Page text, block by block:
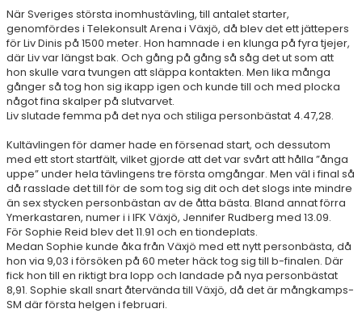
När Sveriges största inomhustävling, till antalet starter,
genomfördes i Telekonsult Arena i Växjö, då blev det ett jättepers
för Liv Dinis på 1500 meter. Hon hamnade i en klunga på fyra tjejer,
där Liv var längst bak. Och gång på gång så såg det ut som att
hon skulle vara tvungen att släppa kontakten. Men lika många
gånger så tog hon sig ikapp igen och kunde till och med plocka
något fina skalper på slutvarvet.
Liv slutade femma på det nya och stiliga personbästat 4.47,28.
Kultävlingen för damer hade en försenad start, och dessutom
med ett stort startfält, vilket gjorde att det var svårt att hålla ”ånga
uppe” under hela tävlingens tre första omgångar. Men väl i final så
då rasslade det till för de som tog sig dit och det slogs inte mindre
än sex stycken personbästan av de åtta bästa. Bland annat förra
Ymerkastaren, numer i i IFK Växjö, Jennifer Rudberg med 13.09.
För Sophie Reid blev det 11.91 och en tiondeplats.
Medan Sophie kunde åka från Växjö med ett nytt personbästa, då
hon via 9,03 i försöken på 60 meter häck tog sig till b-finalen. Där
fick hon till en riktigt bra lopp och landade på nya personbästat
8,91. Sophie skall snart återvända till Växjö, då det är mångkamps-
SM där första helgen i februari.